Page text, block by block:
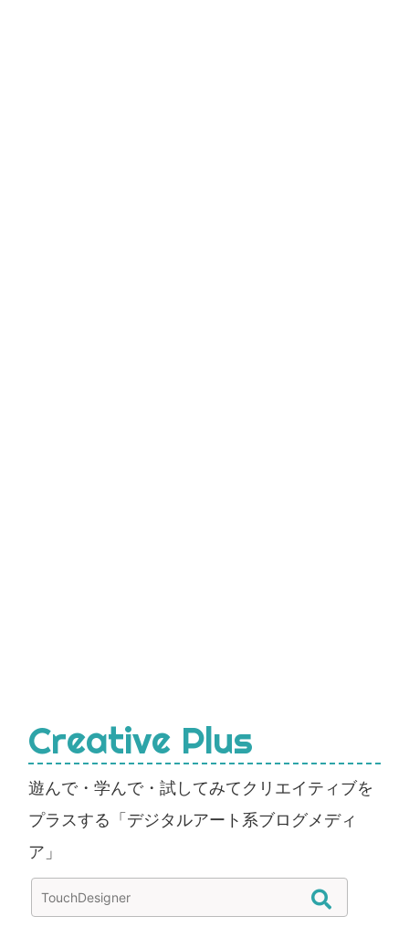
Creative Plus
遊んで・学んで・試してみてクリエイティブを
プラスする「デジタルアート系ブログメディ
ア」